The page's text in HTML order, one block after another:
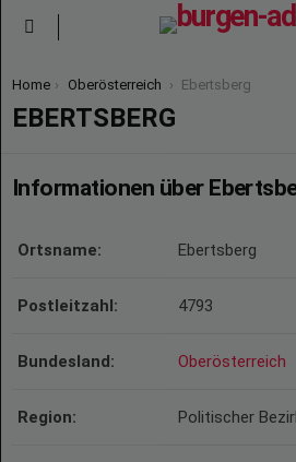
You are here:
Home Oberösterreich Ebertsberg
EBERTSBERG
Informationen über
Ortsname: Ebertsberg
Postleitzahl: 4793
Bundesland: Oberösterreich
Region: Politischer